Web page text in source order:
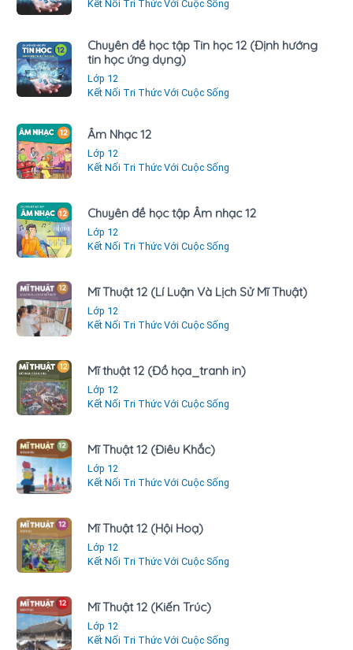
Kết Nối Tri Thức Với Cuộc Sống
Chuyên đề học tập Tin học 12 (Định hướng
tin học ứng dụng)
Lớp 12
Kết Nối Tri Thức Với Cuộc Sống
Âm Nhạc 12
Lớp 12
Kết Nối Tri Thức Với Cuộc Sống
Chuyên đề học tập Âm nhạc 12
Lớp 12
Kết Nối Tri Thức Với Cuộc Sống
Mĩ Thuật 12 (Lí Luận Và Lịch Sử Mĩ Thuật)
Lớp 12
Kết Nối Tri Thức Với Cuộc Sống
Mĩ thuật 12 (Đồ họa_tranh in)
Lớp 12
Kết Nối Tri Thức Với Cuộc Sống
Mĩ Thuật 12 (Điêu Khắc)
Lớp 12
Kết Nối Tri Thức Với Cuộc Sống
Mĩ Thuật 12 (Hội Hoạ)
Lớp 12
Kết Nối Tri Thức Với Cuộc Sống
Mĩ Thuật 12 (Kiến Trúc)
Lớp 12
Kết Nối Tri Thức Với Cuộc Sống